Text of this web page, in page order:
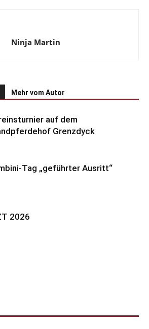
Ninja Martin
Mehr vom Autor
auf dem
Grenzdyck
Tag „geführter Ausritt“
2026